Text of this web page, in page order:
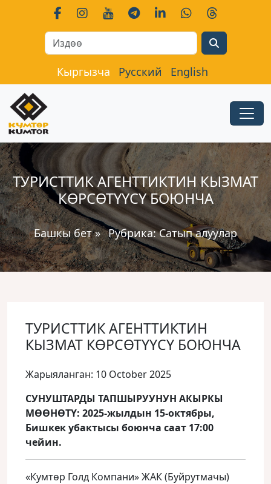
Кыргызча Русский English
ТУРИСТТИК АГЕНТТИКТИН КЫЗМАТ
КӨРСӨТҮҮСҮ БОЮНЧА
Башкы бет» Рубрика:Сатып алуулар
ТУРИСТТИК АГЕНТТИКТИН
КЫЗМАТ КӨРСӨТҮҮСҮ БОЮНЧА
Жарыяланган: 10 October 2025
СУНУШТАРДЫ ТАПШЫРУУНУН АКЫРКЫ
МӨӨНӨТҮ: 2025-жылдын 15-октябры,
Бишкек убактысы боюнча саат 17:00
чейин.
«Кумтөр Голд Компани» ЖАК (Буйрутмачы)